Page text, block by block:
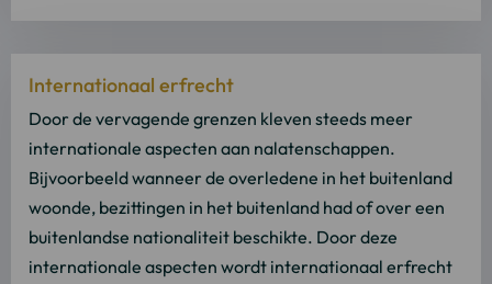
Internationaal erfrecht
Door de vervagende grenzen kleven steeds meer
internationale aspecten aan nalatenschappen.
Bijvoorbeeld wanneer de overledene in het buitenland
woonde, bezittingen in het buitenland had of over een
buitenlandse nationaliteit beschikte. Door deze
internationale aspecten wordt internationaal erfrecht
meer
over
Lees
meer